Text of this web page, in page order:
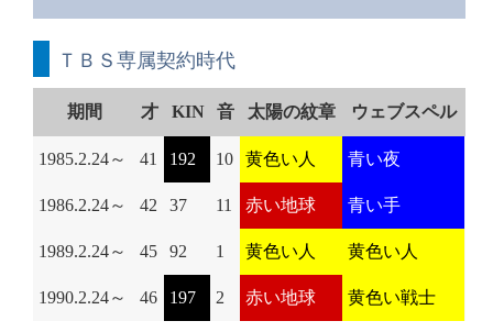
ＴＢＳ専属契約時代
期間 才 KIN 音 太陽の紋章 ウェブスペル
1985.2.24～ 41 192 10 黄色い人 青い夜
1986.2.24～ 42 37 11 赤い地球 青い手
1989.2.24～ 45 92 1 黄色い人 黄色い人
1990.2.24～ 46 197 2 赤い地球 黄色い戦士